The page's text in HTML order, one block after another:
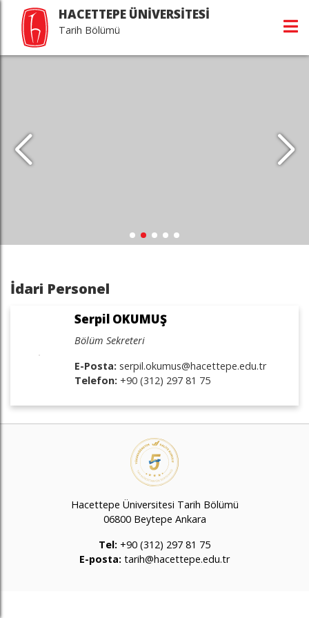
HACETTEPE ÜNİVERSİTESİ
Tarih Bölümü
İdari Personel
Serpil OKUMUŞ
Bölüm Sekreteri
E-Posta: serpil.okumus@hacettepe.edu.tr
Telefon: +90 (312) 297 81 75
Hacettepe Üniversitesi Tarih Bölümü
06800 Beytepe Ankara
Tel: +90 (312) 297 81 75
E-posta: tarih@hacettepe.edu.tr